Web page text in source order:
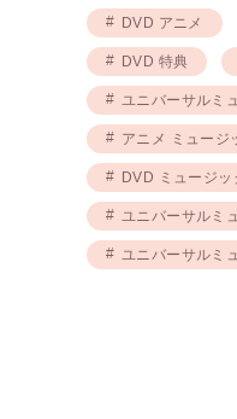
DVD アニメ
DVD 特典
ユニバーサルミ
アニメ ミュージ
DVD ミュージッ
ユニバーサルミ
ユニバーサルミ